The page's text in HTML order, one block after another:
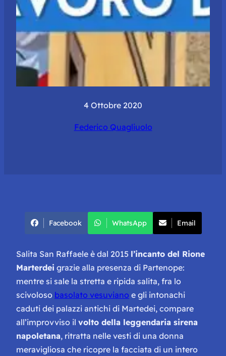
4 Ottobre 2020
Federico Quagliuolo
Facebook WhatsApp Email
Salita San Raffaele è dal 2015 l’incanto del Rione
Marterdei grazie alla presenza di Partenope:
mentre si sale la stretta e ripida salita, fra lo
scivoloso basolato vesuviano e gli intonachi
caduti dei palazzi antichi di Martedei, compare
all’improvviso il volto della leggendaria sirena
napoletana, ritratta nelle vesti di una donna
meravigliosa che ricopre la facciata di un intero